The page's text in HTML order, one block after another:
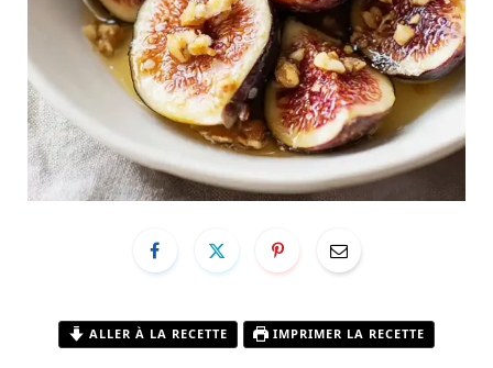
ALLER À LA RECETTE IMPRIMER LA RECETTE